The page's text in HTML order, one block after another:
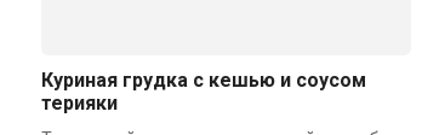
Куриная грудка с кешью и соусом
терияки